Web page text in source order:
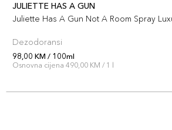
JULIETTE HAS A GUN
Juliette Has A Gun Not A Room Spray
Dezodoransi
98,00 KM / 100ml
Osnovna cijena 490,00 KM / 1 l